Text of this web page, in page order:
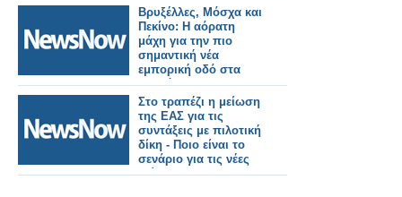
Βρυξέλλες, Μόσχα και
Πεκίνο: Η αόρατη
μάχη για την πιο
σημαντική νέα
εμπορική οδό στα
Βαλκάνια.
Στο τραπέζι η μείωση
της ΕΑΣ για τις
συντάξεις με πιλοτική
δίκη - Ποιο είναι το
σενάριο για τις νέες
κλίμακες.